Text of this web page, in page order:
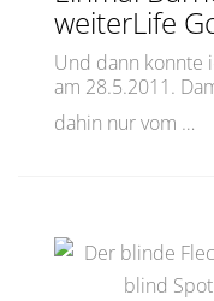
weiterLife
Und dann konnte
am 28.5.2011.
dahin nur vom …